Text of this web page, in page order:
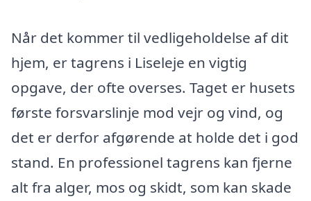
Når det kommer til vedligeholdelse af dit
hjem, er tagrens i Liseleje en vigtig
opgave, der ofte overses. Taget er husets
første forsvarslinje mod vejr og vind, og
det er derfor afgørende at holde det i god
stand. En professionel tagrens kan fjerne
alt fra alger, mos og skidt, som kan skade